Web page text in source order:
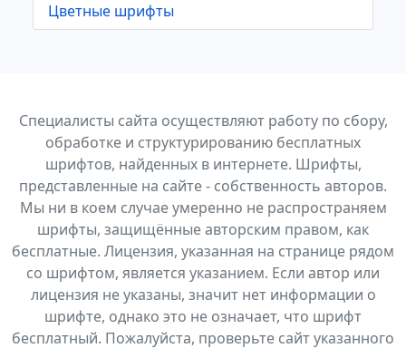
Цветные шрифты
Специалисты сайта осуществляют работу по сбору,
обработке и структурированию бесплатных
шрифтов, найденных в интернете. Шрифты,
представленные на сайте - собственность авторов.
Мы ни в коем случае умеренно не распространяем
шрифты, защищённые авторским правом, как
бесплатные. Лицензия, указанная на странице рядом
со шрифтом, является указанием. Если автор или
лицензия не указаны, значит нет информации о
шрифте, однако это не означает, что шрифт
бесплатный. Пожалуйста, проверьте сайт указанного